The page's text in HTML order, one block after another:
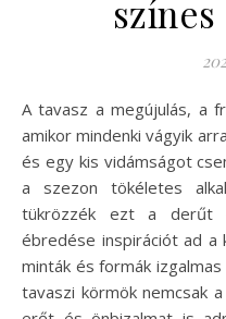
A tavasz a megújulás, a frissesség és a színek időszaka,
amikor mindenki vágyik
és egy kis vidámságot
a szezon tökéletes
tükrözzék ezt a derűt
ébredése inspirációt ad a
minták és formák
tavaszi körmök nemcsak